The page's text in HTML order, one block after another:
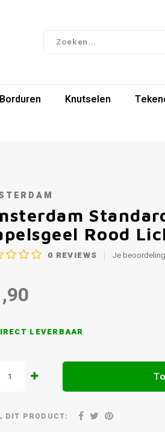
Borduren Knutselen
Rood
0 REVIEWS Je
LEVERBAAR
DIT PRODUCT: